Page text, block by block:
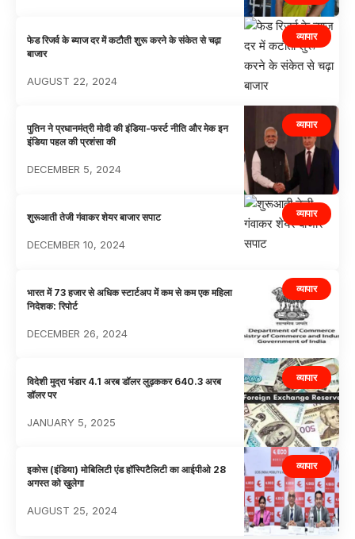
व्यापार
फेड रिजर्व के ब्याज दर में कटौती शुरू करने के संकेत से चढ़ा
बाजार
AUGUST 22, 2024
व्यापार
पुतिन ने प्रधानमंत्री मोदी की इंडिया-फर्स्ट नीति और मेक इन
इंडिया पहल की प्रशंसा की
DECEMBER 5, 2024
व्यापार
शुरूआती तेजी गंवाकर शेयर बाजार सपाट
DECEMBER 10, 2024
व्यापार
भारत में 73 हजार से अधिक स्टार्टअप में कम से कम एक महिला
निदेशक: रिपोर्ट
DECEMBER 26, 2024
व्यापार
विदेशी मुद्रा भंडार 4.1 अरब डॉलर लुढ़ककर 640.3 अरब
डॉलर पर
JANUARY 5, 2025
व्यापार
इकोस (इंडिया) मोबिलिटी एंड हॉस्पिटैलिटी का आईपीओ 28
अगस्त को खुलेगा
AUGUST 25, 2024